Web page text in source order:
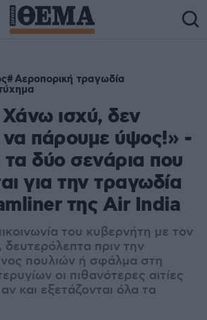
Αεροπορική τραγωδία
ισχύ, δεν
πάρουμε ύψος!» -
τα δύο σενάρια που
για την τραγωδία
της Air India
του κυβερνήτη με τον
πριν την
πουλιών ή σφάλμα στη
οι πιθανότερες αιτίες
και εξετάζονται όλα τα